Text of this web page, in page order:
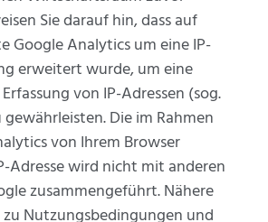
Sie darauf hin, dass auf
Google Analytics um eine IP-
erweitert wurde, um eine
von IP-Adressen (sog.
Die im Rahmen
von Ihrem Browser
Adresse wird nicht mit anderen
zusammengeführt. Nähere
Nutzungsbedingungen und